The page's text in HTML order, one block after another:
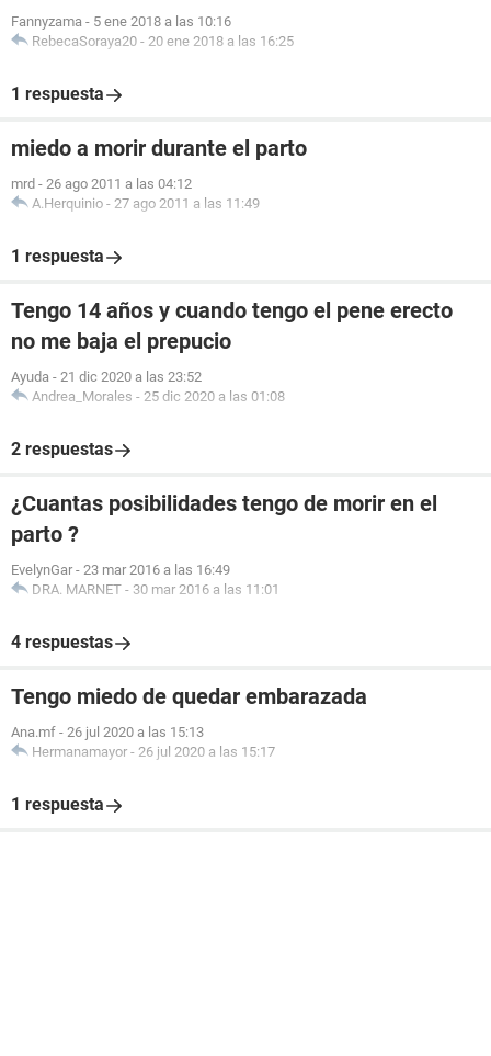
Fannyzama - 5 ene 2018 a las 10:16
RebecaSoraya20 - 20 ene 2018 a las 16:25
1 respuesta
miedo a morir durante el parto
mrd - 26 ago 2011 a las 04:12
A.Herquinio - 27 ago 2011 a las 11:49
1 respuesta
Tengo 14 años y cuando tengo el pene erecto
no me baja el prepucio
Ayuda - 21 dic 2020 a las 23:52
Andrea_Morales - 25 dic 2020 a las 01:08
2 respuestas
¿Cuantas posibilidades tengo de morir en el
parto ?
EvelynGar - 23 mar 2016 a las 16:49
DRA. MARNET - 30 mar 2016 a las 11:01
4 respuestas
Tengo miedo de quedar embarazada
Ana.mf - 26 jul 2020 a las 15:13
Hermanamayor - 26 jul 2020 a las 15:17
1 respuesta